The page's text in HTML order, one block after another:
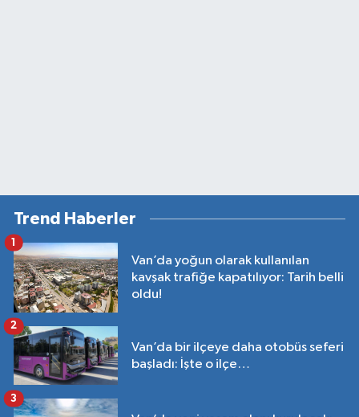
Trend Haberler
Van’da yoğun olarak kullanılan
kavşak trafiğe kapatılıyor: Tarih belli
oldu!
1
Van’da bir ilçeye daha otobüs seferi
başladı: İşte o ilçe…
2
3